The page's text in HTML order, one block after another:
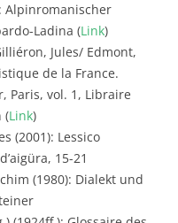
Alpinromanischer
Ladina (Link)
Jules/ Edmont,
de la France.
Paris, vol. 1, Libraire
(Link)
(2001): Lessico
15-21
(1980): Dialekt und